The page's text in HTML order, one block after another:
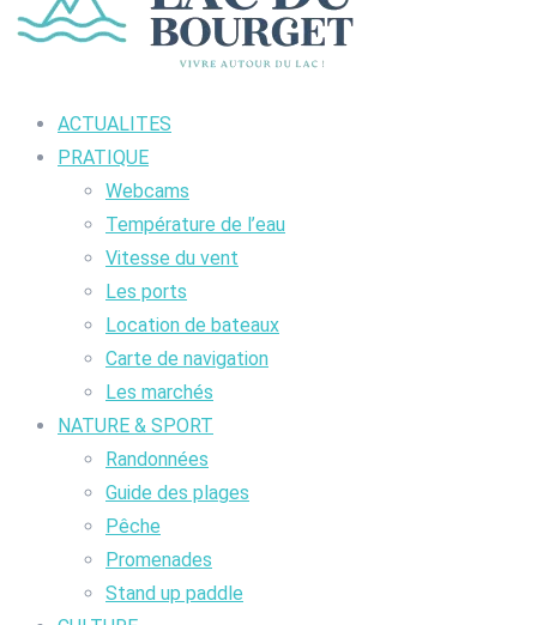
ACTUALITES
PRATIQUE
Webcams
Température de l’eau
Vitesse du vent
Les ports
Location de bateaux
Carte de navigation
Les marchés
NATURE & SPORT
Randonnées
Guide des plages
Pêche
Promenades
Stand up paddle